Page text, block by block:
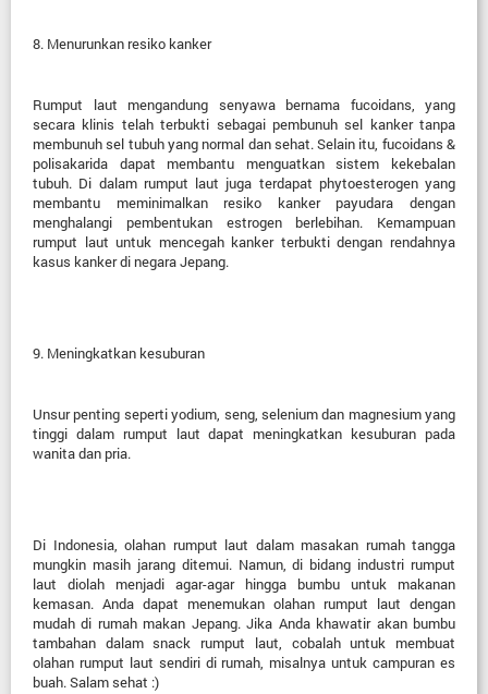
8. Menurunkan resiko kanker
Rumput laut mengandung senyawa bernama fucoidans, yang
secara klinis telah terbukti sebagai pembunuh sel kanker tanpa
membunuh sel tubuh yang normal dan sehat. Selain itu, fucoidans &
polisakarida dapat membantu menguatkan sistem kekebalan
tubuh. Di dalam rumput laut juga terdapat phytoesterogen yang
membantu meminimalkan resiko kanker payudara dengan
menghalangi pembentukan estrogen berlebihan. Kemampuan
rumput laut untuk mencegah kanker terbukti dengan rendahnya
kasus kanker di negara Jepang.
9. Meningkatkan kesuburan
Unsur penting seperti yodium, seng, selenium dan magnesium yang
tinggi dalam rumput laut dapat meningkatkan kesuburan pada
wanita dan pria.
Di Indonesia, olahan rumput laut dalam masakan rumah tangga
mungkin masih jarang ditemui. Namun, di bidang industri rumput
laut diolah menjadi agar-agar hingga bumbu untuk makanan
kemasan. Anda dapat menemukan olahan rumput laut dengan
mudah di rumah makan Jepang. Jika Anda khawatir akan bumbu
tambahan dalam snack rumput laut, cobalah untuk membuat
olahan rumput laut sendiri di rumah, misalnya untuk campuran es
buah. Salam sehat :)